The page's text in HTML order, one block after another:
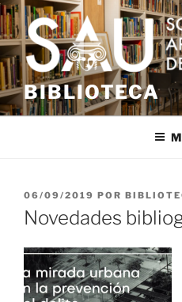
Saltar
al
contenido
BIBLIOTECA
PUBLICADO
EL
06/09/2019 POR
Novedades